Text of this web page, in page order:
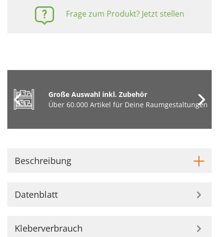
Frage zum Produkt? Jetzt stellen
Große Auswahl inkl. Zubehör
Über 60.000 Artikel für Deine Raumgestaltungen
Beschreibung
Datenblatt
Kleberverbrauch